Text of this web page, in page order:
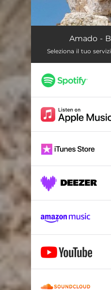
Sindrome di
Lucciole e ninfee
Domenica
Milano 2
San Silvestro
Amado -
Seleziona il tuo